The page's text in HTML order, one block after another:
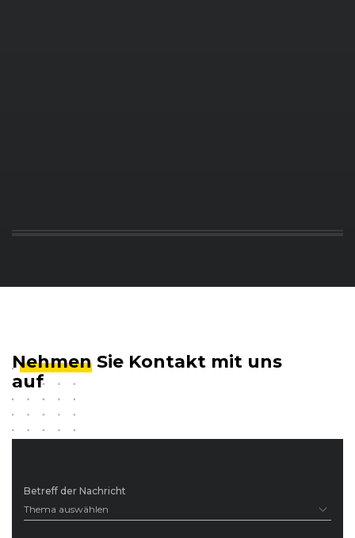
Betreff der Nachricht
Thema auswählen
Nehmen Sie Kontakt mit uns
auf